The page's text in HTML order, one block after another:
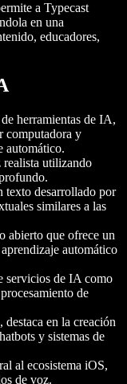
a Typecast
en una
educadores,
herramientas de IA,
computadora y
automático.
utilizando
texto desarrollado por
similares a las
abierto que ofrece un
automático
servicios de IA como
de
en la creación
y sistemas de
al ecosistema iOS,
de voz.